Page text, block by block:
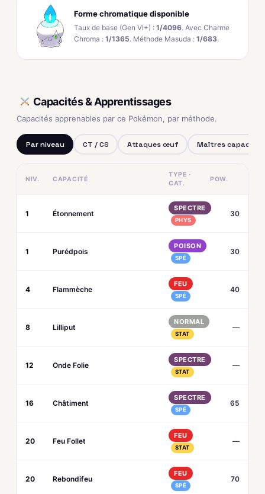
Forme chromatique disponible
Taux de base (Gen VI+) : 1/4096. Avec Charme
Chroma : 1/1365. Méthode Masuda : 1/683.
Capacités & Apprentissages
Capacités apprenables par ce Pokémon, par méthode.
Par niveau CT / CS Attaques œuf Maîtres capacités
NIV. CAPACITÉ
TYPE ·
CAT.
POW.
1 Étonnement
SPECTRE
PHYS
30
1 Purédpois
POISON
SPÉ
30
4 Flammèche
FEU
SPÉ
40
8 Lilliput
NORMAL
STAT
—
12 Onde Folie
SPECTRE
STAT
—
16 Châtiment
SPECTRE
SPÉ
65
20 Feu Follet
FEU
STAT
—
20 Rebondifeu
FEU
SPÉ
70